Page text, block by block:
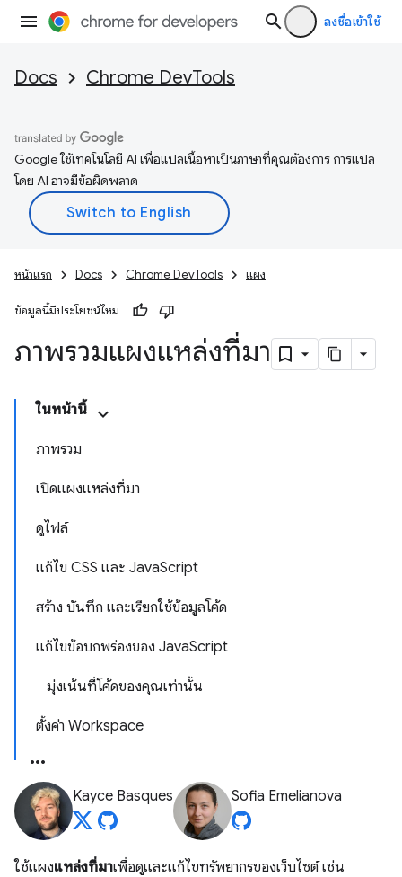
ลงชื่อเข้าใช้
Docs Chrome DevTools
Google ใช้เทคโนโลยี AI เพื่อแปลเนื้อหาเป็นภาษาที่คุณต้องการ การแปล
โดย AI อาจมีข้อผิดพลาด
หน้าแรก Docs Chrome DevTools แผง
ข้อมูลนี้มีประโยชน์ไหม
ภาพรวมแผงแหล่งที่มา
ในหน้านี้
ภาพรวม
เปิดแผงแหล่งที่มา
ดูไฟล์
แก้ไข CSS และ JavaScript
สร้าง บันทึก และเรียกใช้ข้อมูลโค้ด
แก้ไขข้อบกพร่องของ JavaScript
มุ่งเน้นที่โค้ดของคุณเท่านั้น
ตั้งค่า Workspace
Kayce Basques Sofia Emelianova
ใช้แผงแหล่งที่มาเพื่อดูและแก้ไขทรัพยากรของเว็บไซต์ เช่น